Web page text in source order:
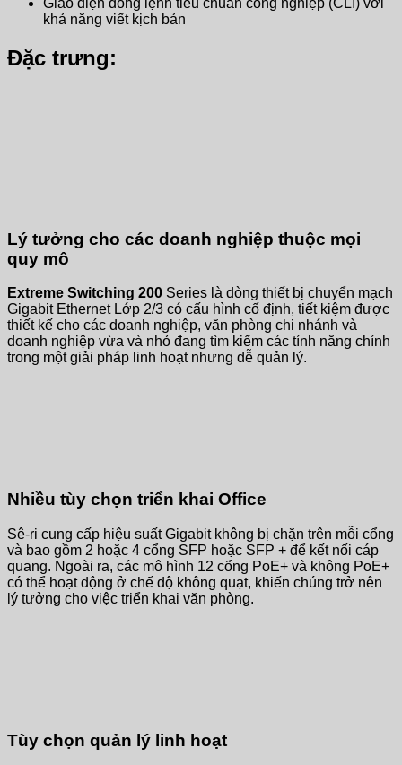
Giao diện dòng lệnh tiêu chuẩn công nghiệp (CLI) với
khả năng viết kịch bản
Đặc trưng:
Lý tưởng cho các doanh nghiệp thuộc mọi
quy mô
Extreme Switching 200 Series là dòng thiết bị chuyển mạch
Gigabit Ethernet Lớp 2/3 có cấu hình cố định, tiết kiệm được
thiết kế cho các doanh nghiệp, văn phòng chi nhánh và
doanh nghiệp vừa và nhỏ đang tìm kiếm các tính năng chính
trong một giải pháp linh hoạt nhưng dễ quản lý.
Nhiều tùy chọn triển khai Office
Sê-ri cung cấp hiệu suất Gigabit không bị chặn trên mỗi cổng
và bao gồm 2 hoặc 4 cổng SFP hoặc SFP + để kết nối cáp
quang. Ngoài ra, các mô hình 12 cổng PoE+ và không PoE+
có thể hoạt động ở chế độ không quạt, khiến chúng trở nên
lý tưởng cho việc triển khai văn phòng.
Tùy chọn quản lý linh hoạt